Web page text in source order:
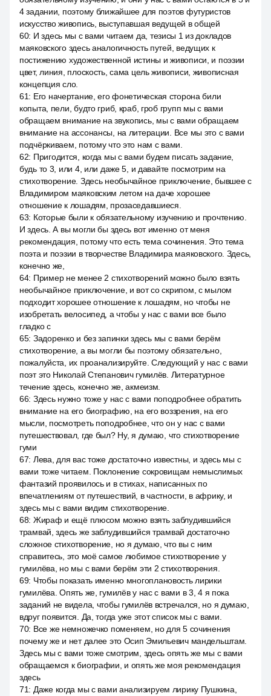
4 задании, поэтому ближайшее для поэтов футуристов
искусство живопись, выступавшая ведущей в общей
60: И здесь мы с вами читаем да, тезисы 1 из докладов
маяковского здесь аналогичность путей, ведущих к
постижению художественной истины и живописи, и поэзии
цвет, линия, плоскость, сама цель живописи, живописная
концепция сло.
61: Его начертание, его фонетическая сторона били
копыта, пели, будто гриб, краб, гроб групп мы с вами
обращаем внимание на звукопись, мы с вами обращаем
внимание на ассонансы, на литерации. Все мы это с вами
подчёркиваем, потому что это нам с вами.
62: Пригодится, когда мы с вами будем писать задание,
будь то 3, или 4, или даже 5, и давайте посмотрим на
стихотворение. Здесь необычайное приключение, бывшее с
Владимиром маяковским летом на даче хорошее
отношение к лошадям, прозаседавшиеся.
63: Которые были к обязательному изучению и прочтению.
И здесь. А вы могли бы здесь вот именно от меня
рекомендация, потому что есть тема сочинения. Это тема
поэта и поэзии в творчестве Владимира маяковского. Здесь,
конечно же,
64: Пример не менее 2 стихотворений можно было взять
необычайное приключение, и вот со скрипом, с мылом
подходит хорошее отношение к лошадям, но чтобы не
изобретать велосипед, а чтобы у нас с вами все было
гладко с
65: Задоренко и без запинки здесь мы с вами берём
стихотворение, а вы могли бы поэтому обязательно,
пожалуйста, их проанализируйте. Следующий у нас с вами
поэт это Николай Степанович гумилёв. Литературное
течение здесь, конечно же, акмеизм.
66: Здесь нужно тоже у нас с вами поподробнее обратить
внимание на его биографию, на его воззрения, на его
мысли, посмотреть поподробнее, что он у нас с вами
путешествовал, где был? Ну, я думаю, что стихотворение
гуми
67: Лева, для вас тоже достаточно известны, и здесь мы с
вами тоже читаем. Поклонение сокровищам немыслимых
фантазий проявилось и в стихах, написанных по
впечатлениям от путешествий, в частности, в африку, и
здесь мы с вами видим стихотворение.
68: Жираф и ещё плюсом можно взять заблудившийся
трамвай, здесь же заблудившийся трамвай достаточно
сложное стихотворение, но я думаю, что вы с ним
справитесь, это моё самое любимое стихотворение у
гумилёва, но мы с вами берём эти 2 стихотворения.
69: Чтобы показать именно многоплановость лирики
гумилёва. Опять же, гумилёв у нас с вами в 3, 4 я пока
заданий не видела, чтобы гумилёв встречался, но я думаю,
вдруг появится. Да, тогда уже этот список мы с вами.
70: Все же немножечко поменяем, но для 5 сочинения
почему же и нет далее это Осип Эмильевич мандельштам.
Здесь мы с вами тоже смотрим, здесь опять же мы с вами
обращаемся к биографии, и опять же моя рекомендация
здесь
71: Даже когда мы с вами анализируем лирику Пушкина,